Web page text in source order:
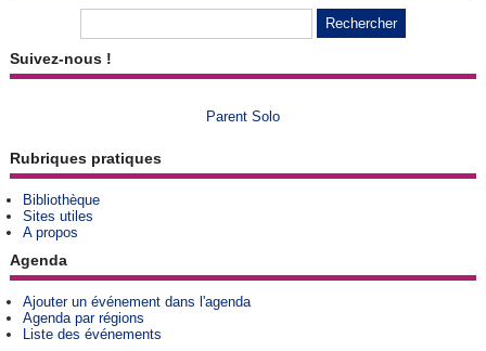
Suivez-nous !
Parent Solo
Rubriques pratiques
Bibliothèque
Sites utiles
A propos
Agenda
Ajouter un événement dans l'agenda
Agenda par régions
Liste des événements